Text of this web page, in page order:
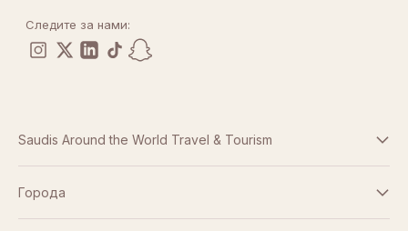
Следите за нами:
Saudis Around the World Travel & Tourism
Условия и положения
Города